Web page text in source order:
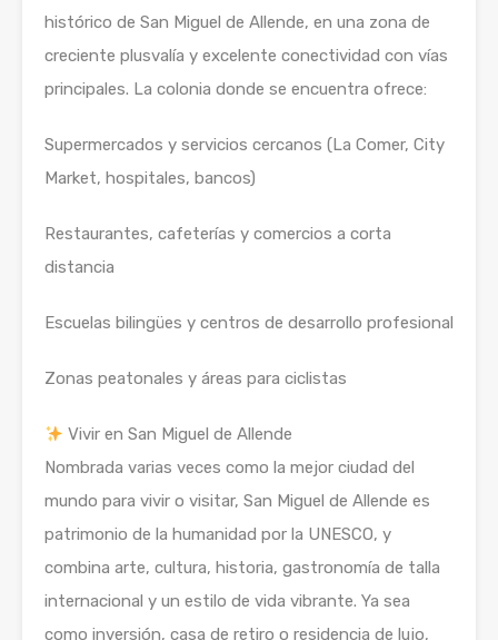
histórico de San Miguel de Allende, en una zona de
creciente plusvalía y excelente conectividad con vías
principales. La colonia donde se encuentra ofrece:
Supermercados y servicios cercanos (La Comer, City
Market, hospitales, bancos)
Restaurantes, cafeterías y comercios a corta
distancia
Escuelas bilingües y centros de desarrollo profesional
Zonas peatonales y áreas para ciclistas
Vivir en San Miguel de Allende
Nombrada varias veces como la mejor ciudad del
mundo para vivir o visitar, San Miguel de Allende es
patrimonio de la humanidad por la UNESCO, y
combina arte, cultura, historia, gastronomía de talla
internacional y un estilo de vida vibrante. Ya sea
como inversión, casa de retiro o residencia de lujo,